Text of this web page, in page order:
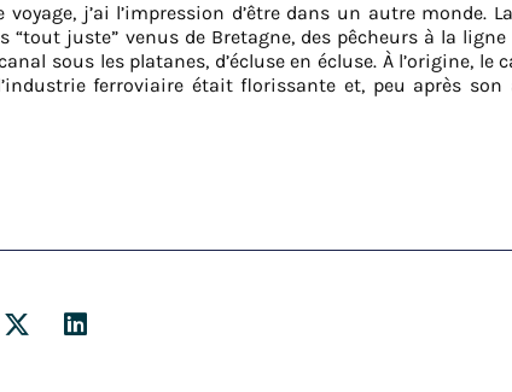
voyage, j’ai l’impression d’être dans un autre monde.
“tout juste” venus de Bretagne, des pêcheurs à la
sous les platanes, d’écluse en écluse. À l’origine,
ferroviaire était florissante et, peu après